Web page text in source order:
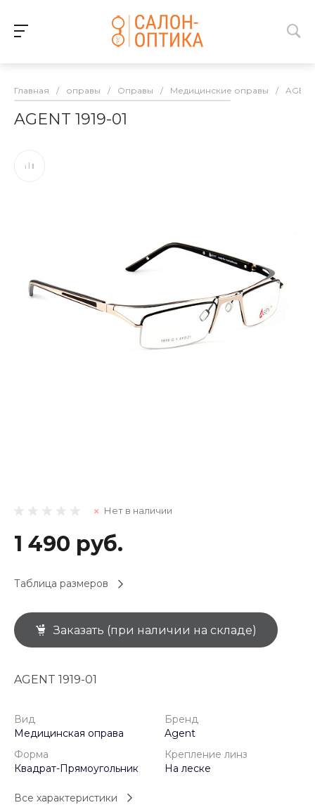
Главная / оправы / Оправы / Медицинские оправы / AGENT
AGENT 1919-01
Нет в наличии
1 490 руб.
Таблица размеров
Заказать (при наличии на складе)
AGENT 1919-01
Вид
Медицинская оправа
Бренд
Agent
Форма
Квадрат-Прямоугольник
Крепление линз
На леске
Все характеристики